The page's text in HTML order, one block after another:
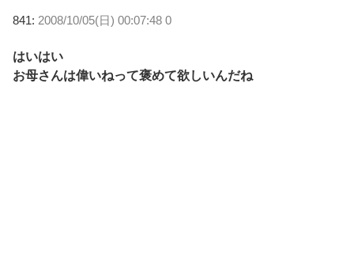
841: 2008/10/05(日) 00:07:48 0
はいはい
お母さんは偉いねって褒めて欲しいんだね